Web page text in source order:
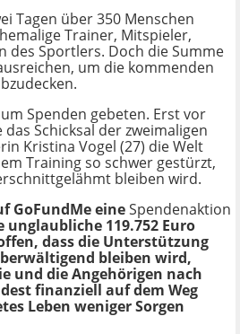
Tagen über 350 Menschen
Trainer, Mitspieler,
des Sportlers. Doch die Summe
um die kommenden
Spenden gebeten. Erst vor
Schicksal der zweimaligen
Kristina Vogel (27) die Welt
Training so schwer gestürzt,
bleiben wird.
GoFundMe eineSpendenaktion
unglaubliche 119.752 Euro
dass die Unterstützung
bleiben wird,
und die Angehörigen nach
finanziell auf dem Weg
Leben weniger Sorgen